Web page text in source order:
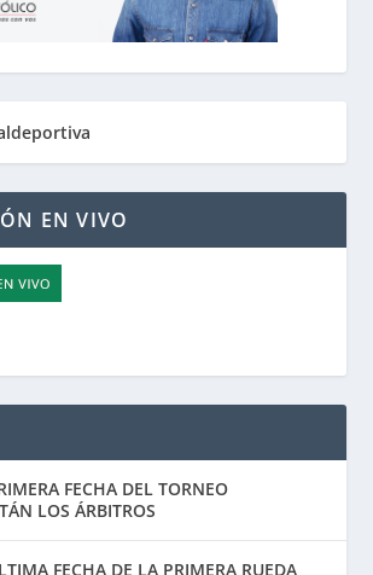
EN VIVO
FECHA DEL TORNEO
LOS ÁRBITROS
FECHA DE LA PRIMERA RUEDA